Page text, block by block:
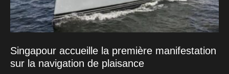
Singapour accueille la première manifestation
sur la navigation de plaisance